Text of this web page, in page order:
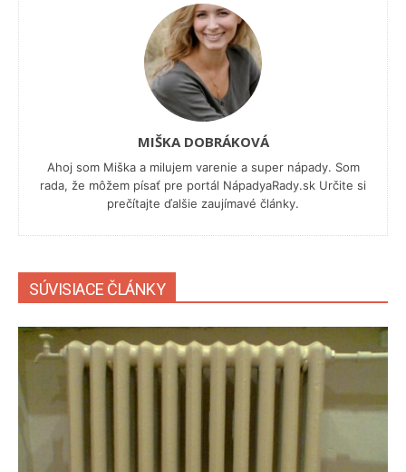
MIŠKA DOBRÁKOVÁ
Ahoj som Miška a milujem varenie a super nápady. Som
rada, že môžem písať pre portál NápadyaRady.sk Určite si
prečítajte ďalšie zaujímavé články.
SÚVISIACE ČLÁNKY